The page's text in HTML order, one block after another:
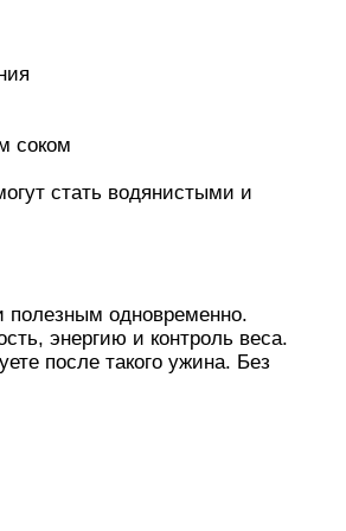
соком
стать водянистыми и
полезным одновременно.
энергию и контроль веса.
после такого ужина. Без